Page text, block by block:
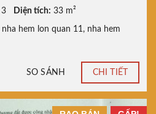
3 Diện tích: 33 m²
nha hem lon quan 11 , nha hem
SO SÁNH CHI TIẾT